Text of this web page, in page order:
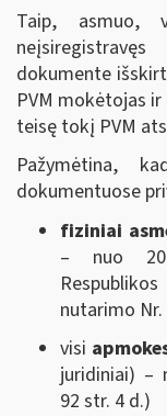
Taip, asmuo,
dokumente
PVM mokėtojas
teisę tokį PVM
Pažymėtina,
dokumentuose
fiziniai
– nuo
nutarimo
visi
juridiniai) –
92 str. 4 d.)